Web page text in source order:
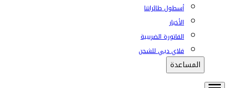
أسطول طائراتنا
الأخبار
الفاتورة الضريبية
فلاي دبي للشحن
المساعدة